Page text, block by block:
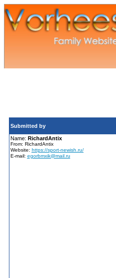
Submitted by
Name: RichardAntix
From: RichardAntix
Website: https://sport-newish.ru/
E-mail: egorbmxik@mail.ru